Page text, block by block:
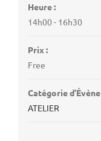
Heure :
14h00 - 16h30
Prix :
Free
Catégorie
ATELIER